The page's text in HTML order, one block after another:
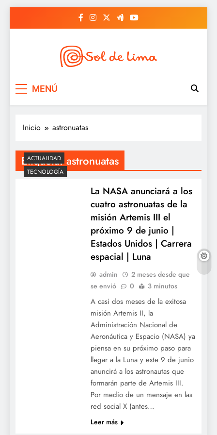
MENÚ
Inicio astronuatas
Etiqueta:astronuatas
ACTUALIDAD
TECNOLOGÍA
La NASA anunciará a los
cuatro astronuatas de la
misión Artemis III el
próximo 9 de junio |
Estados Unidos | Carrera
espacial | Luna
admin
2 meses desde que
se envió
0 3 minutos
A casi dos meses de la exitosa
misión Artemis II, la
Administración Nacional de
Aeronáutica y Espacio (NASA) ya
piensa en su próximo paso para
llegar a la Luna y este 9 de junio
anuncirá a los astronautas que
formarán parte de Artemis III.
Por medio de un mensaje en las
red social X (antes…
Leer más